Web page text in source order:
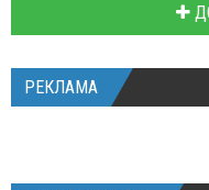
РЕКЛАМА